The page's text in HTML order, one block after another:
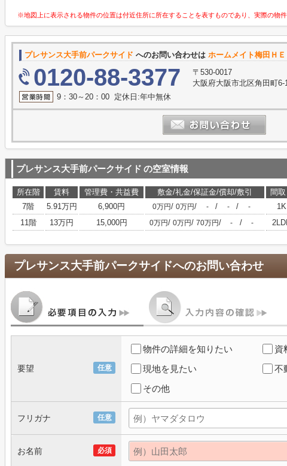
※地図上に表示される物件の位置は付近住所に所在することを表すものであり、実際の物
プレサンス大手前パークサイド へのお問い合わせは ホームメイト梅田Ｈ
0120-88-3377
〒530-0017
大阪府大阪市北区角田町6-
9：30～20：00 定休日:年中無休
プレサンス大手前パークサイド の空室情報
所在階 賃料 管理費・共益費 敷金/礼金/保証金/償却/敷引 間取
7階
5.91万円 6,900円 0万円/ 0万円/ - / - / - 1K
11階
13万円 15,000円 0万円/ 0万円/ 70万円/ - / -
プレサンス大手前パークサイドへのお問い合わせ
任意
要望
物件の詳細を知りたい
資
現地を見たい
不
その他
任意
フリガナ
必須
お名前